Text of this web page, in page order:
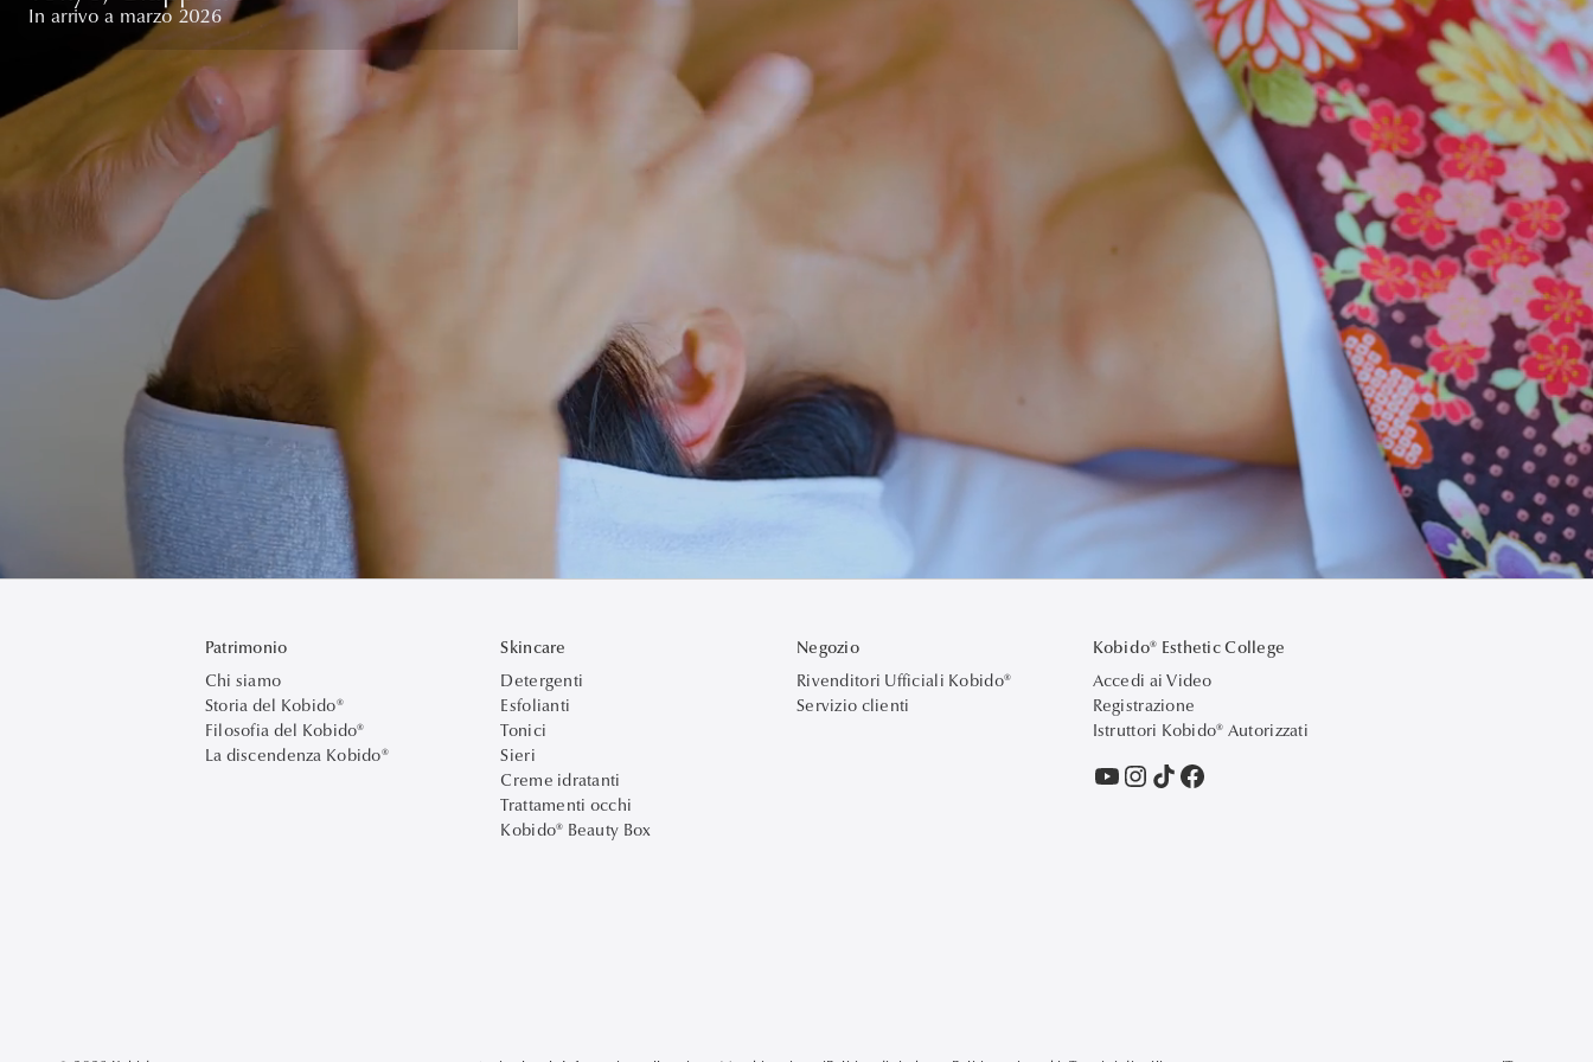
In arrivo a marzo 2026
Patrimonio
Chi siamo
Storia del Kobido®
Filosofia del Kobido®
La discendenza Kobido®
Skincare
Detergenti
Esfolianti
Tonici
Sieri
Creme idratanti
Trattamenti occhi
Kobido® Beauty Box
Negozio
Rivenditori Ufficiali Kobido®
Servizio clienti
Kobido® Esthetic College
Accedi ai Video
Registrazione
Istruttori Kobido® Autorizzati